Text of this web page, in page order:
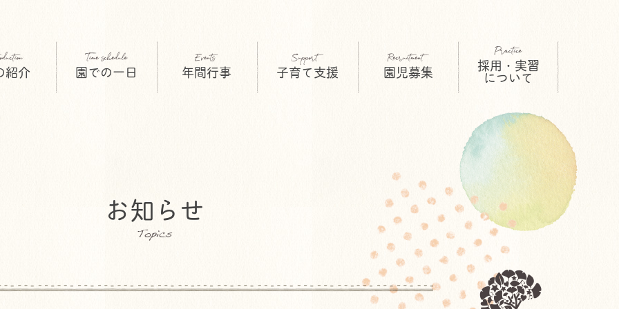
紹介 園での一日 年間行事 子育て支援 園児募集 採用・実習
について
お知らせ